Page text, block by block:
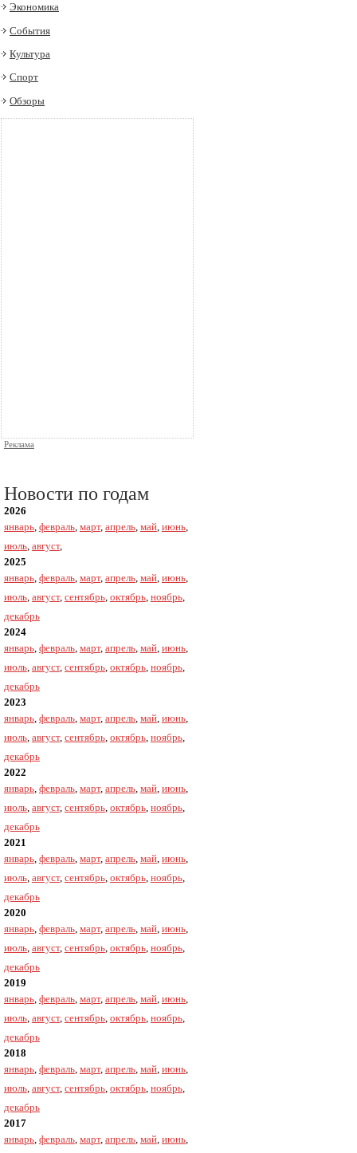
Экономика
События
Культура
Спорт
Обзоры
Реклама
Новости по годам
2026
январь, февраль, март, апрель, май, июнь,
июль, август,
2025
январь, февраль, март, апрель, май, июнь,
июль, август, сентябрь, октябрь, ноябрь,
декабрь
2024
январь, февраль, март, апрель, май, июнь,
июль, август, сентябрь, октябрь, ноябрь,
декабрь
2023
январь, февраль, март, апрель, май, июнь,
июль, август, сентябрь, октябрь, ноябрь,
декабрь
2022
январь, февраль, март, апрель, май, июнь,
июль, август, сентябрь, октябрь, ноябрь,
декабрь
2021
январь, февраль, март, апрель, май, июнь,
июль, август, сентябрь, октябрь, ноябрь,
декабрь
2020
январь, февраль, март, апрель, май, июнь,
июль, август, сентябрь, октябрь, ноябрь,
декабрь
2019
январь, февраль, март, апрель, май, июнь,
июль, август, сентябрь, октябрь, ноябрь,
декабрь
2018
январь, февраль, март, апрель, май, июнь,
июль, август, сентябрь, октябрь, ноябрь,
декабрь
2017
январь, февраль, март, апрель, май, июнь,